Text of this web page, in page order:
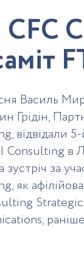
CFCC
аміт F
Василь
Грідін,
відвідали
Consulting в
зустріч за
як
Strategic